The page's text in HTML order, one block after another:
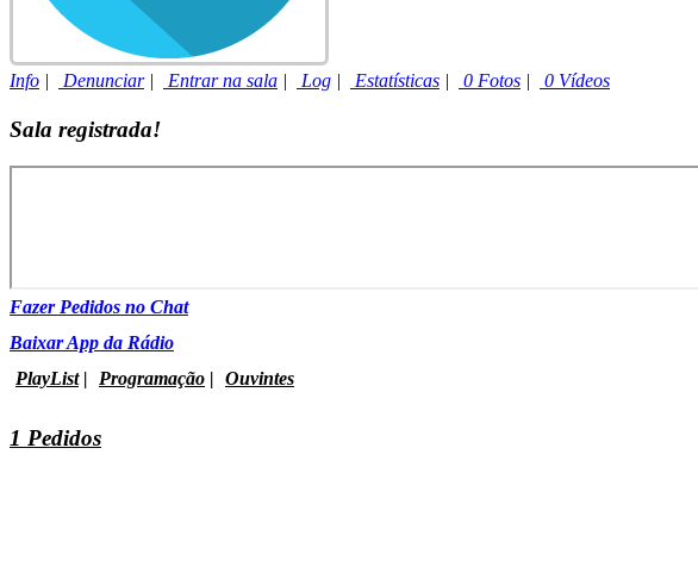
Info | Denunciar| Entrar na sala | Log | Estatísticas | 0 Fotos | 0 Vídeos
Sala registrada!
Fazer Pedidos no Chat
Baixar App da Rádio
PlayList| Programação | Ouvintes
1 Pedidos